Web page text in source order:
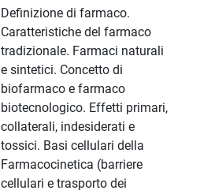
Definizione di farmaco.
Caratteristiche del farmaco
tradizionale. Farmaci naturali
e sintetici. Concetto di
biofarmaco e farmaco
biotecnologico. Effetti primari,
collaterali, indesiderati e
tossici. Basi cellulari della
Farmacocinetica (barriere
cellulari e trasporto dei